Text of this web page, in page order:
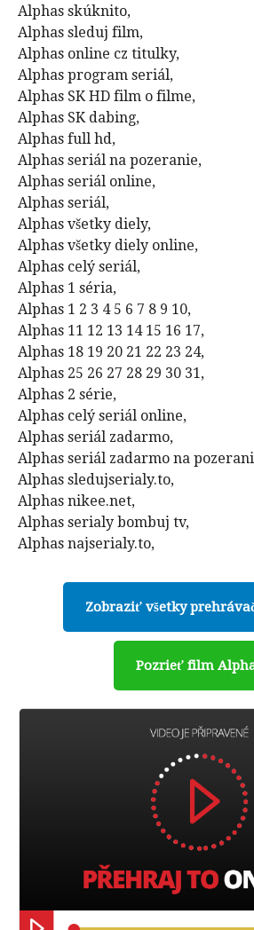
Alphas skúknito,
Alphas sleduj film,
Alphas online cz titulky,
Alphas program seriál,
Alphas SK HD film o filme,
Alphas SK dabing,
Alphas full hd,
Alphas seriál na pozeranie,
Alphas seriál online,
Alphas seriál,
Alphas všetky diely,
Alphas všetky diely online,
Alphas celý seriál,
Alphas 1 séria,
Alphas 1 2 3 4 5 6 7 8 9 10,
Alphas 11 12 13 14 15 16 17,
Alphas 18 19 20 21 22 23 24,
Alphas 25 26 27 28 29 30 31,
Alphas 2 série,
Alphas celý seriál online,
Alphas seriál zadarmo,
Alphas seriál zadarmo na
Alphas sledujserialy.to,
Alphas nikee.net,
Alphas serialy bombuj tv,
Alphas najserialy.to,
Zobraziť všetky
Pozrieť film